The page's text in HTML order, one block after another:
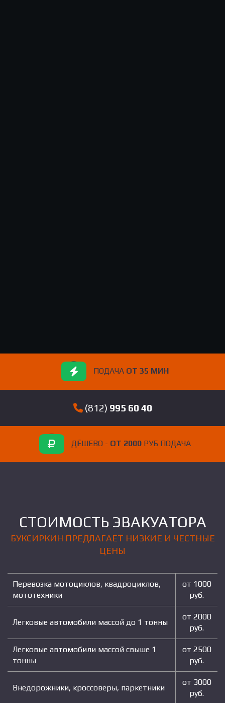
ПОДАЧА ОТ 35 МИН
(812) 995 60 40
ДЁШЕВО - ОТ 2000РУБ ПОДАЧА
СТОИМОСТЬ ЭВАКУАТОРА
БУКСИРКИН ПРЕДЛАГАЕТ НИЗКИЕ И ЧЕСТНЫЕ
ЦЕНЫ
Перевозка мотоциклов, квадроциклов,
мототехники
от 1000
руб.
Легковые автомобили массой до 1 тонны
от 2000
руб.
Легковые автомобили массой свыше 1
тонны
от 2500
руб.
Внедорожники, кроссоверы, паркетники
от 3000
руб.